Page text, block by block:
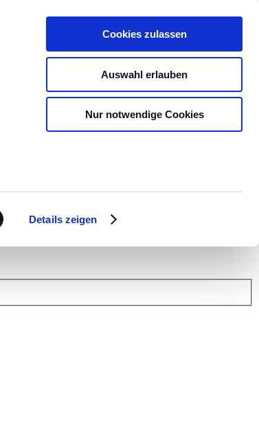
Details zeigen
Cookies zulassen
Auswahl erlauben
Nur notwendige Cookies